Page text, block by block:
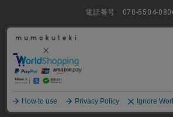
電話番号 070-5504-
All rights Reserved.